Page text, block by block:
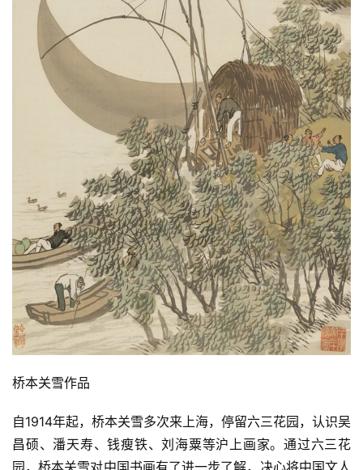
法
稿
学
术
研
究
法
欣
赏
桥本关雪作品
自1914年起，桥本关雪多次来上海，停留六三花园，认识吴
昌硕、潘天寿、钱瘦铁、刘海粟等沪上画家。通过六三花